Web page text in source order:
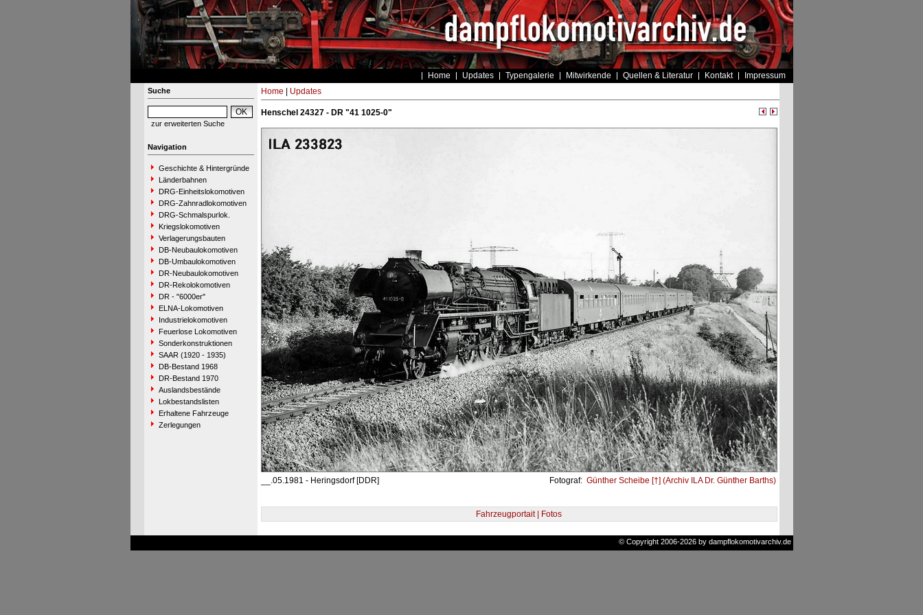
Home Updates Typengalerie Mitwirkende Quellen & Literatur Kontakt Impressum
Suche
zur erweiterten Suche
Navigation
Geschichte & Hintergründe
Länderbahnen
DRG-Einheitslokomotiven
DRG-Zahnradlokomotiven
DRG-Schmalspurlok.
Kriegslokomotiven
Verlagerungsbauten
DB-Neubaulokomotiven
DB-Umbaulokomotiven
DR-Neubaulokomotiven
DR-Rekolokomotiven
DR - "6000er"
ELNA-Lokomotiven
Industrielokomotiven
Feuerlose Lokomotiven
Sonderkonstruktionen
SAAR (1920 - 1935)
DB-Bestand 1968
DR-Bestand 1970
Auslandsbestände
Lokbestandslisten
Erhaltene Fahrzeuge
Zerlegungen
Home Updates
Henschel 24327 - DR "41 1025-0"
__.05.1981 - Heringsdorf [DDR] Fotograf: Günther Scheibe [†] (Archiv ILA Dr. Günther Barths)
Fahrzeugportait | Fotos
© Copyright 2006-2026 by dampflokomotivarchiv.de